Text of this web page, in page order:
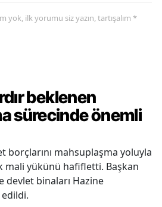
yok, ilk yorumu siz yazın, tartışalım *
beklenen
sürecinde önemli
borçlarını mahsuplaşma yoluyla
mali yükünü hafifletti. Başkan
devlet binaları Hazine
edildi.